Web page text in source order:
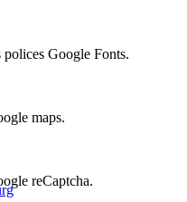
Google Fonts.
maps.
reCaptcha.